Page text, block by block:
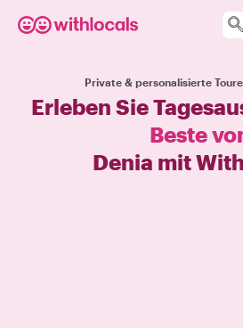
Private & personalisierte
Erleben Sie
Beste
Denia mit